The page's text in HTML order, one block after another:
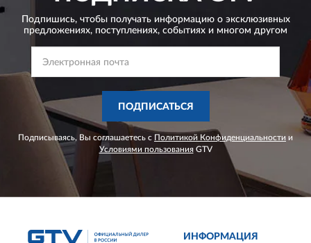
Подпишись, чтобы получать информацию о эксклюзивных
предложениях, поступлениях, событиях и многом другом
ПОДПИСАТЬСЯ
Подписываясь, Вы соглашаетесь с Политикой Конфиденциальности и
Условиями пользованияGTV
ИНФОРМАЦИЯ